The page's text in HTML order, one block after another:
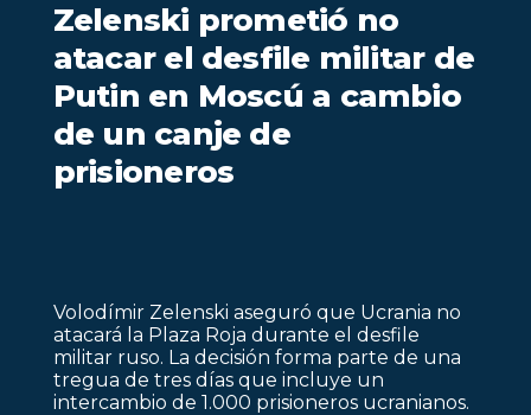
Zelenski prometió no
atacar el desfile militar de
Putin en Moscú a cambio
de un canje de
prisioneros
Volodímir Zelenski aseguró que Ucrania no
atacará la Plaza Roja durante el desfile
militar ruso. La decisión forma parte de una
tregua de tres días que incluye un
intercambio de 1.000 prisioneros ucranianos.